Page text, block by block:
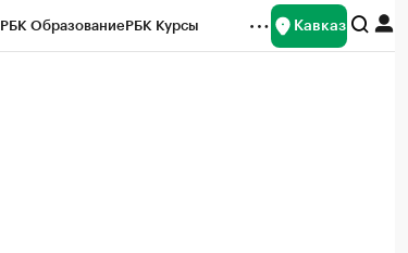
РБК ОбразованиеРБК Курсы Кавказ